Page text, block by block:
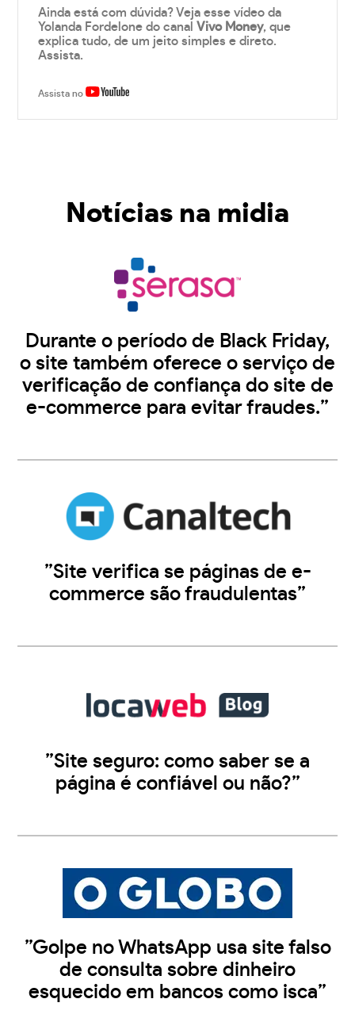
Ainda está com dúvida? Veja esse vídeo da
Yolanda Fordelone do canalVivo Money, que
explica tudo, de um jeito simples e direto.
Assista.
Assista no
Notícias na midia
Durante o período de Black Friday,
o site também oferece o serviço de
verificação de confiança do site de
e-commerce para evitar fraudes.”
”Site verifica se páginas de e-
commerce são fraudulentas”
”Site seguro: como saber se a
página é confiável ou não?”
”Golpe no WhatsApp usa site falso
de consulta sobre dinheiro
esquecido em bancos como isca”